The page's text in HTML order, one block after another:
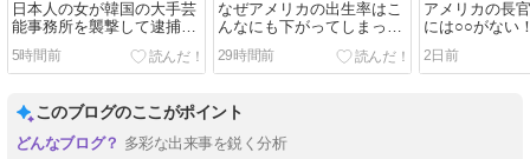
日本人の女が韓国の大手芸
能事務所を襲撃して逮捕さ
れる！ 韓国の反応。
5時間前
なぜアメリカの出生率はこ
んなにも下がってしまった
のか！？ 海外の反応。
29時間前
アメリカの長
には○○がない
白をしてしま
応。
2日前
このブログのここがポイント
多彩な出来事を鋭く分析